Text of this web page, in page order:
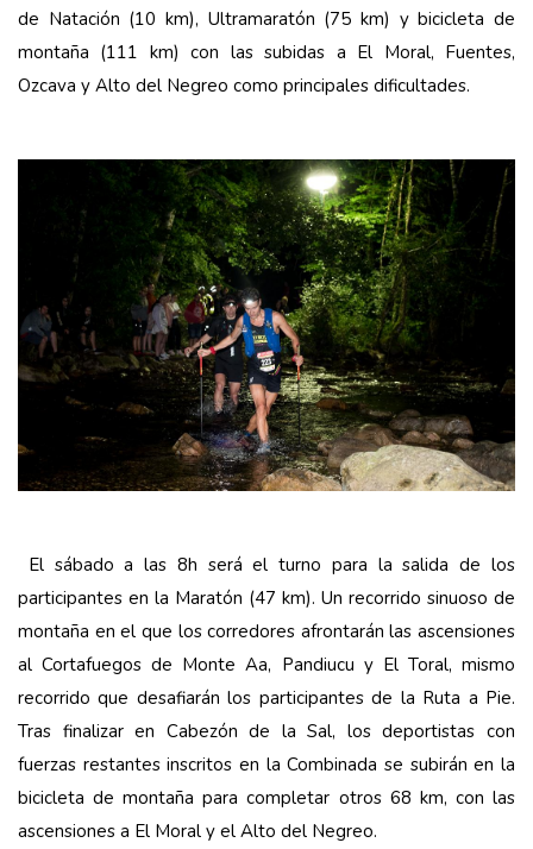
de Natación (10 km), Ultramaratón (75 km) y bicicleta de
montaña (111 km) con las subidas a El Moral, Fuentes,
Ozcava y Alto del Negreo como principales dificultades.
El sábado a las 8h será el turno para la salida de los
participantes en la Maratón (47 km). Un recorrido sinuoso de
montaña en el que los corredores afrontarán las ascensiones
al Cortafuegos de Monte Aa, Pandiucu y El Toral, mismo
recorrido que desafiarán los participantes de la Ruta a Pie.
Tras finalizar en Cabezón de la Sal, los deportistas con
fuerzas restantes inscritos en la Combinada se subirán en la
bicicleta de montaña para completar otros 68 km, con las
ascensiones a El Moral y el Alto del Negreo.